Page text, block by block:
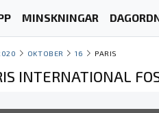
MINSKNINGAR
OKTOBER 16 PARIS
INTERNATIONAL